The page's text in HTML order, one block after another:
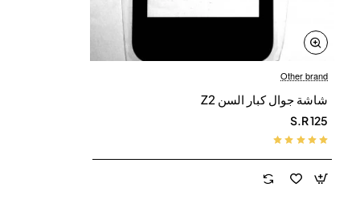
Other brand
شاشة جوال كبار السن Z2
S.R 125